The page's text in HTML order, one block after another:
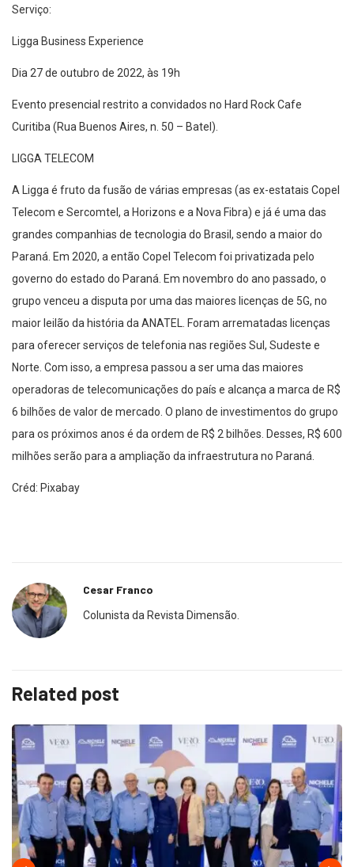
Serviço:
Ligga Business Experience
Dia 27de outubro de 2022, às 19h
Evento presencial restrito a convidados no Hard RockCafe
Curitiba (Rua Buenos Aires, n. 50 – Batel)
LIGGA TELECOM
A Ligga é fruto da fusão de várias empresas (as ex-estatais Copel
Telecom e Sercomtel, a Horizons e a Nova Fibra) e já é uma das
grandes companhias de tecnologia do Brasil, sendo a maior do
Paraná. Em 2020, a então Copel Telecom foi privatizada pelo
governo do estado do Paraná. Em novembro do ano passado, o
grupo venceu a disputa por uma das maiores licenças de 5G, no
maior leilão da história da ANATEL. Foram arrematadas licenças
para oferecer serviços de telefonia nas regiões Sul, Sudeste e
Norte. Com isso, a empresa passou a ser uma das maiores
operadoras de telecomunicações do país e alcança a marca de R$
6 bilhões de valor de mercado. O plano de investimentos do grupo
para os próximos anos é da ordem de R$ 2 bilhões. Desses, R$ 600
milhões serão para a ampliação da infraestrutura no Paraná.
Créd: Pixabay
Cesar Franco
Colunista da Revista Dimensão.
Related post